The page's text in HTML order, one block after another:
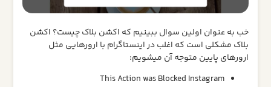
خب به عنوان اولین سوال ببینیم که اکشن بلاک چیست؟ اکشن
بلاک مشکلی است که اغلب در اینستاگرام با ارورهایی مثل
ارورهای پایین متوجه آن میشویم:
This Action was Blocked Instagram